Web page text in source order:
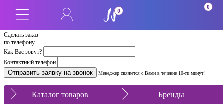
Сделать заказ
по телефону
Как Вас зовут?
Контактный телефон
Менеджер свяжется с Вами в течение 10-ти минут!
0
0
Каталог товаров Бренды